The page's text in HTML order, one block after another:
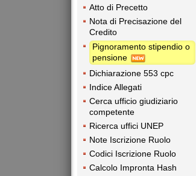
Atto di Precetto
Nota di Precisazione del
Credito
Pignoramento stipendio o
pensione
Dichiarazione 553 cpc
Indice Allegati
Cerca ufficio giudiziario
competente
Ricerca uffici UNEP
Note Iscrizione Ruolo
Codici Iscrizione Ruolo
Calcolo Impronta Hash